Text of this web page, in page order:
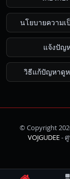
นโยบายความ
แจ้งปัญ
วิธีแก้ปัญหาดู
© Copyright
VOJGUDEE-
ค้นหา